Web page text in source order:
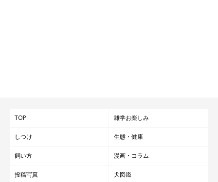
TOP 雑学お楽しみ
しつけ 生態・健康
飼い方 漫画・コラム
投稿写真 犬図鑑